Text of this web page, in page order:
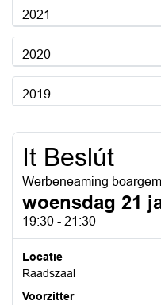
2021
2020
2019
It Beslút
Werbeneaming
woensdag 21
19:30 - 21:30
Locatie
Raadszaal
Voorzitter